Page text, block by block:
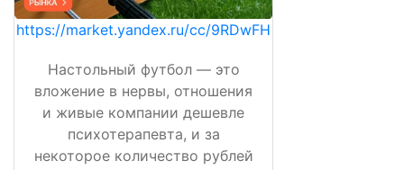
https://market.yandex.ru/cc/9RDwFH
Настольный футбол — это
вложение в нервы, отношения
и живые компании дешевле
психотерапевта, и за
некоторое количество рублей